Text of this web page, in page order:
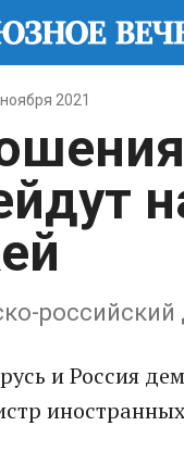
2021
российский
и Россия